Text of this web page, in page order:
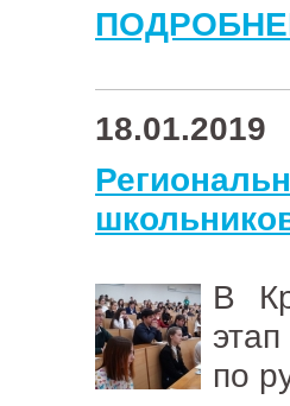
18.01.2019
В
по